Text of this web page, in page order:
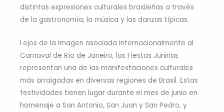
distintas expresiones culturales brasileñas a través
de la gastronomía, la música y las danzas típicas.
Lejos de la imagen asociada internacionalmente al
Carnaval de Río de Janeiro, las Fiestas Juninas
representan una de las manifestaciones culturales
más arraigadas en diversas regiones de Brasil. Estas
festividades tienen lugar durante el mes de junio en
homenaje a San Antonio, San Juan y San Pedro, y